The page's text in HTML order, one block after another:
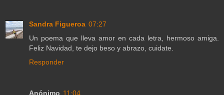
Sandra Figueroa 07:27
Un poema que lleva amor en cada letra, hermoso amiga.
Feliz Navidad, te dejo beso y abrazo, cuidate.
Responder
Anónimo 11:04